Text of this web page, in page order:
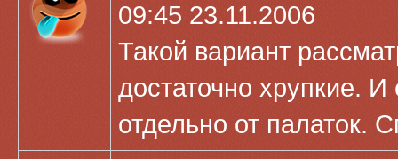
09:45 23.11.2006
Такой вариант
достаточно хрупкие.
отдельно от палаток.